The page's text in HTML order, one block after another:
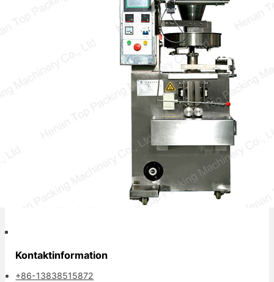
Med accelerationen av
produktionsmekanisationsautomationsprocessen,
produktionslinjen för automatiska
Kontaktinformation
+86-13838515872